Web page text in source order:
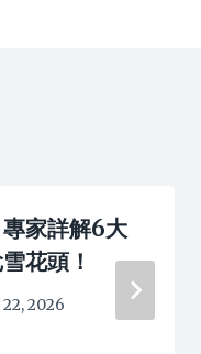
專家詳解6大
花頭！
22, 2026